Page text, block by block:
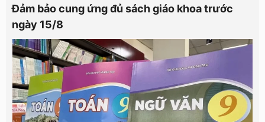
Đảm bảo cung ứng đủ sách giáo khoa trước
ngày 15/8